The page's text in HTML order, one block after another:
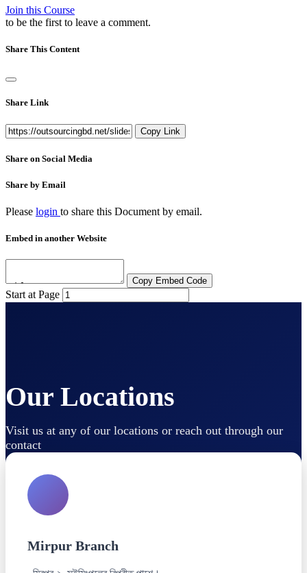
Join this Course
to be the first to leave a comment.
Share This Content
Share Link
Copy Link
Share on Social Media
Share by Email
Please login to share this Document by email.
Embed in another Website
Copy Embed Code
Start at Page
Our Locations
Visit us at any of our locations or reach out through our
contact
Mirpur Branch